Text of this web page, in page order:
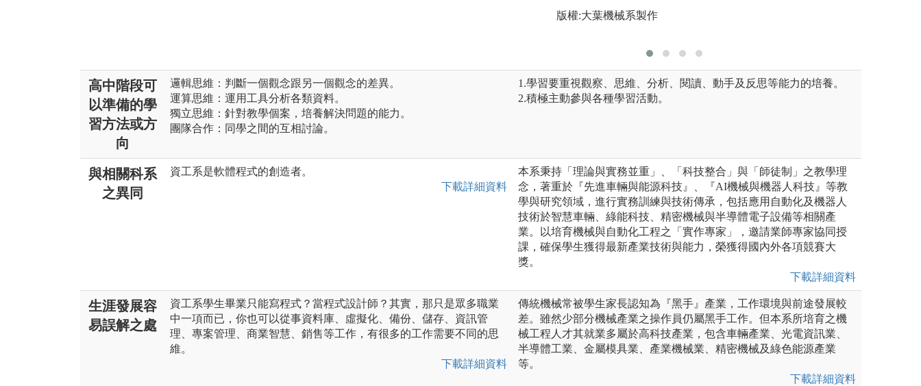
版權:大葉機械系製作
高中階段可
以準備的學
習方法或方
向
邏輯思維：判斷一個觀念跟另一個觀念的差異。
運算思維：運用工具分析各類資料。
獨立思維：針對教學個案，培養解決問題的能力。
團隊合作：同學之間的互相討論。
1.學習要重視觀察、思維、分析、閱讀、動手及反思等能力的培養。
2.積極主動參與各種學習活動。
與相關科系
之異同
資工系是軟體程式的創造者。
下載詳細資料
本系秉持「理論與實務並重」、「科技整合」與「師徒制」之教學理
念，著重於『先進車輛與能源科技』、『AI機械與機器人科技』等教
學與研究領域，進行實務訓練與技術傳承，包括應用自動化及機器人
技術於智慧車輛、綠能科技、精密機械與半導體電子設備等相關產
業。以培育機械與自動化工程之「實作專家」，邀請業師專家協同授
課，確保學生獲得最新產業技術與能力，榮獲得國內外各項競賽大
獎。
下載詳細資料
生涯發展容
易誤解之處
資工系學生畢業只能寫程式？當程式設計師？其實，那只是眾多職業
中一項而已，你也可以從事資料庫、虛擬化、備份、儲存、資訊管
理、專案管理、商業智慧、銷售等工作，有很多的工作需要不同的思
維。
下載詳細資料
傳統機械常被學生家長認知為『黑手』產業，工作環境與前途發展較
差。雖然少部分機械產業之操作員仍屬黑手工作。但本系所培育之機
械工程人才其就業多屬於高科技產業，包含車輛產業、光電資訊業、
半導體工業、金屬模具業、產業機械業、精密機械及綠色能源產業
等。
下載詳細資料